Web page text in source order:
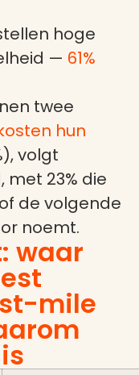
hoge
— 61%
twee
hun
volgt
23% die
de volgende
noemt.
waar
mile